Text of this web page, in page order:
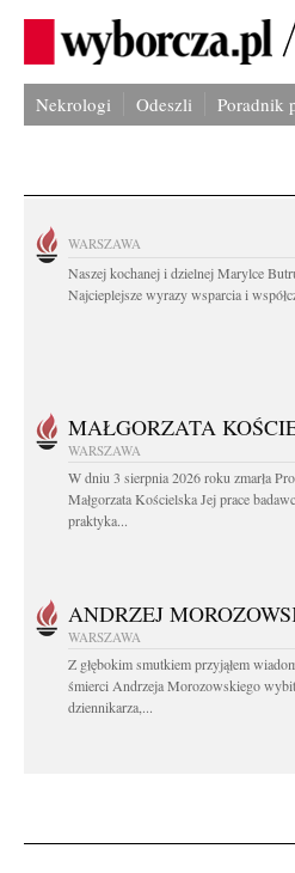
Nekrologi Odeszli Poradnik
WARSZAWA
Naszej kochanej i dzielnej Marylce
Najcieplejsze wyrazy wsparcia i
MAŁGORZATA
WARSZAWA
W dniu 3 sierpnia 2026 roku zmarła
Małgorzata Kościelska Jej prace
praktyka...
ANDRZEJ
WARSZAWA
Z głębokim smutkiem przyjąłem
śmierci Andrzeja Morozowskiego
dziennikarza,...